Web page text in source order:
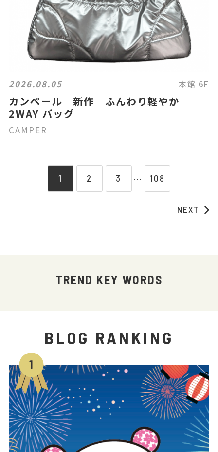
2026.08.05 本館 6F
カンペール 新作 ふんわり軽やか
2WAY バッグ
CAMPER
1 2 3 ⋯ 108
NEXT
TREND KEY WORDS
BLOG RANKING